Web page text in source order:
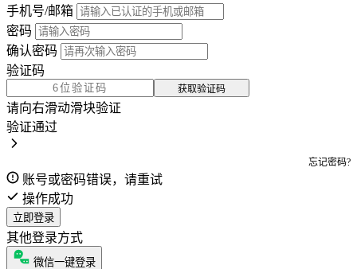
手机号/邮箱
密码
确认密码
验证码
获取验证码
请向右滑动滑块验证
验证通过
忘记密码?
账号或密码错误，请重试
操作成功
立即登录
其他登录方式
微信一键登录